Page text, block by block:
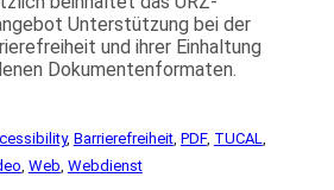
Unterstützung bei der
und ihrer Einhaltung
Dokumentenformaten.
, Barrierefreiheit, PDF, TUCAL
Web Webdienst